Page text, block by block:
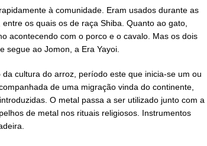
à comunidade. Eram usados durante as
os quais os de raça Shiba. Quanto ao gato,
acontecendo com o porco e o cavalo. Mas os dois
segue ao Jomon, a Era Yayoi.
cultura do arroz, período este que inicia-se um ou
de uma migração vinda do continente,
O metal passa a ser utilizado junto com a
de metal nos rituais religiosos. Instrumentos